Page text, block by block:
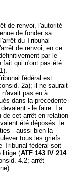
de renvoi, l'autorité
de fonder sa
du Tribunal
de renvoi, en ce
par le
fait qui n'ont pas été
fédéral est
2a); il ne saurait
n'avait pas eu à
dans la précédente
- le faire. La
de cet arrêt en relation
été déposés: le
- aussi bien la
tous les griefs
Tribunal fédéral soit
litige (ATF 143 IV 214
4.2; arrêt